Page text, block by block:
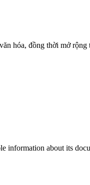
hóa, đồng thời mở
information about its